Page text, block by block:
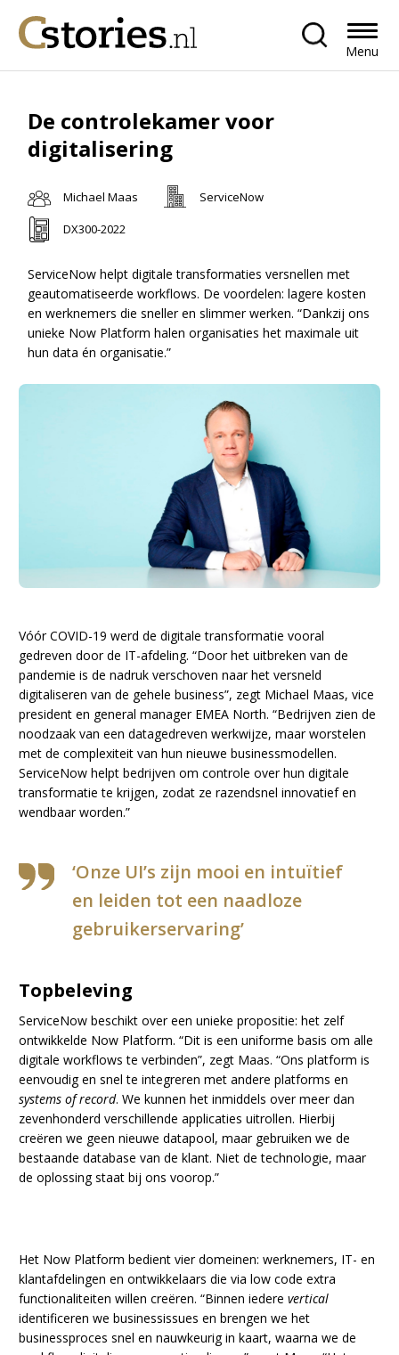
Menu
De controlekamer voor
digitalisering
Michael Maas
ServiceNow
DX300-2022
ServiceNow helpt digitale transformaties versnellen met
geautomatiseerde workflows. De voordelen: lagere kosten
en werknemers die sneller en slimmer werken. “Dankzij ons
unieke Now Platform halen organisaties het maximale uit
hun data én organisatie.”
Vóór COVID-19 werd de digitale transformatie vooral
gedreven door de IT-afdeling. “Door het uitbreken van de
pandemie is de nadruk verschoven naar het versneld
digitaliseren van de gehele business”, zegt Michael Maas, vice
president en general manager EMEA North. “Bedrijven zien de
noodzaak van een datagedreven werkwijze, maar worstelen
met de complexiteit van hun nieuwe businessmodellen.
ServiceNow helpt bedrijven om controle over hun digitale
transformatie te krijgen, zodat ze razendsnel innovatief en
wendbaar worden.”
‘Onze UI’s zijn mooi en intuïtief
en leiden tot een naadloze
gebruikerservaring’
Topbeleving
ServiceNow beschikt over een unieke propositie: het zelf
ontwikkelde Now Platform. “Dit is een uniforme basis om alle
digitale workflows te verbinden”, zegt Maas. “Ons platform is
eenvoudig en snel te integreren met andere platforms en
systems of record. We kunnen het inmiddels over meer dan
zevenhonderd verschillende applicaties uitrollen. Hierbij
creëren we geen nieuwe datapool, maar gebruiken we de
bestaande database van de klant. Niet de technologie, maar
de oplossing staat bij ons voorop.”
Het Now Platform bedient vier domeinen: werknemers, IT- en
klantafdelingen en ontwikkelaars die via low code extra
functionaliteiten willen creëren. “Binnen iederevertical
identificeren we businessissues en brengen we het
businessproces snel en nauwkeurig in kaart, waarna we de